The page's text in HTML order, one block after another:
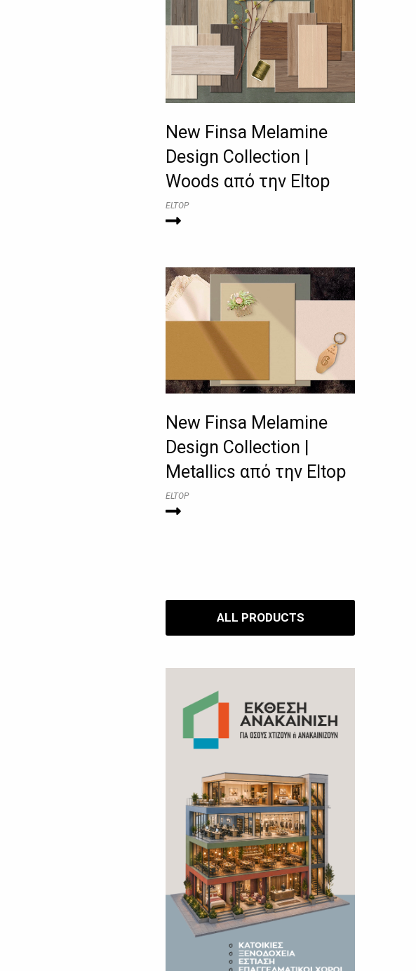
New Finsa Melamine
Design Collection |
Woods από την Eltop
ELTOP
New Finsa Melamine
Design Collection |
Metallics από την Eltop
ELTOP
ALL PRODUCTS